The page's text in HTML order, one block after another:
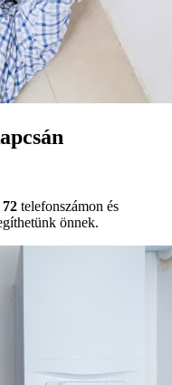
72 telefonszámon és
önnek.